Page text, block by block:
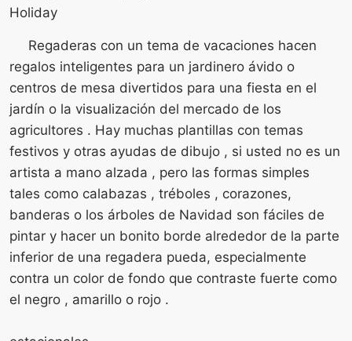
Holiday
Regaderas con un tema de vacaciones hacen
regalos inteligentes para un jardinero ávido o
centros de mesa divertidos para una fiesta en el
jardín o la visualización del mercado de los
agricultores . Hay muchas plantillas con temas
festivos y otras ayudas de dibujo , si usted no es un
artista a mano alzada , pero las formas simples
tales como calabazas , tréboles , corazones,
banderas o los árboles de Navidad son fáciles de
pintar y hacer un bonito borde alrededor de la parte
inferior de una regadera pueda, especialmente
contra un color de fondo que contraste fuerte como
el negro , amarillo o rojo .